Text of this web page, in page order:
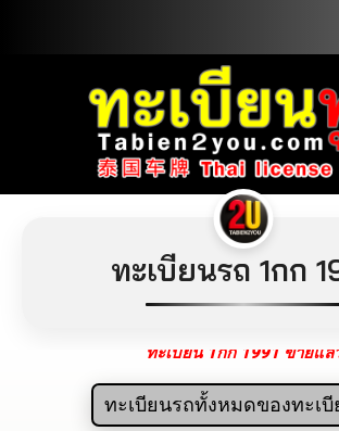
ทะเบียนรถ 1กก
ทะเบียน 1กก 1991 ขายแล้